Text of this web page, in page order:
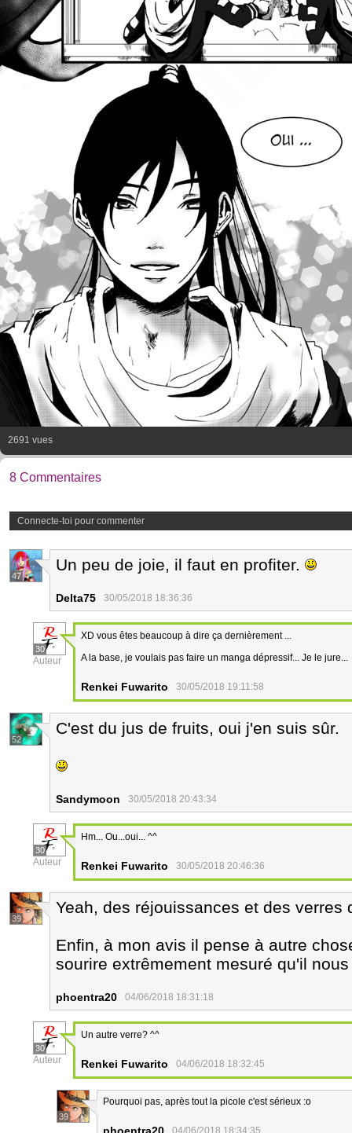
2691 vues
8 Commentaires
Connecte-toi pour commenter
47
Un peu de joie, il faut en profiter.
Delta75 30/05/2018 18:36:36
30
Auteur
XD vous êtes beaucoup à dire ça dernièrement ...
A la base, je voulais pas faire un manga dépressif... Je le jure...
Renkei Fuwarito 30/05/2018 19:11:58
52
C'est du jus de fruits, oui j'en suis sûr.
Sandymoon 30/05/2018 20:43:34
30
Auteur
Hm... Ou...oui... ^^
Renkei Fuwarito 30/05/2018 20:46:36
39
Yeah, des réjouissances et des
Enfin, à mon avis il pense à autre
sourire extrêmement mesuré qu'il
phoentra20 04/06/2018 18:31:18
30
Auteur
Un autre verre? ^^
Renkei Fuwarito 04/06/2018 18:32:45
39
Pourquoi pas, après tout la picole c'est sérieux :o
04/06/2018 18:34:35